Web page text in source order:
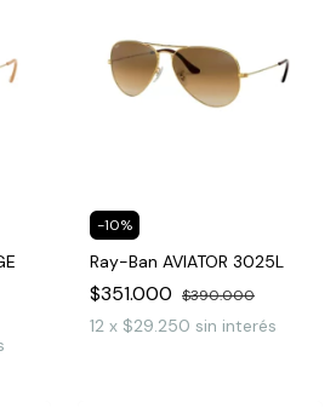
-10%
Ray-Ban AVIATOR 3025L
$351.000 $390.000
12 x $29.250 sin interés